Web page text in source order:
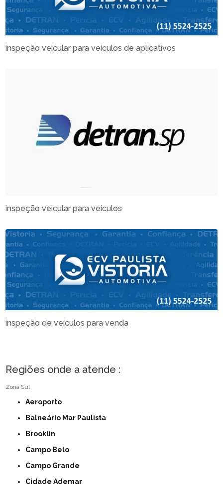
inspeção veicular para veículos de aplicativos
inspeção veicular para veículos
inspeção de veículos para venda
Regiões onde a atende :
Zona Sul
Aeroporto
Balneário Mar Paulista
Brooklin
Campo Belo
Campo Grande
Cidade Ademar